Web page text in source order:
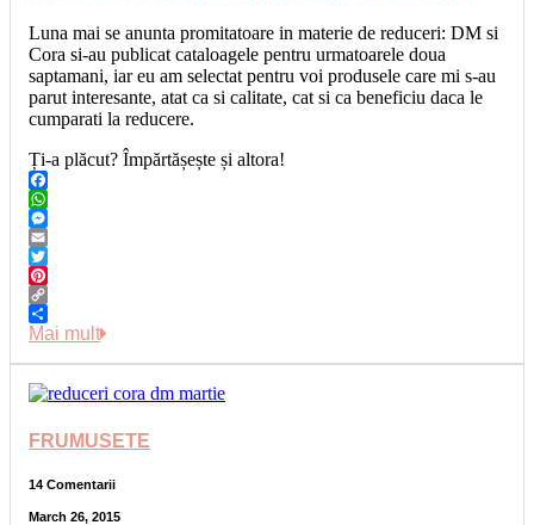
Luna mai se anunta promitatoare in materie de reduceri: DM si
Cora si-au publicat cataloagele pentru urmatoarele doua
saptamani, iar eu am selectat pentru voi produsele care mi s-au
parut interesante, atat ca si calitate, cat si ca beneficiu daca le
cumparati la reducere.
Ți-a plăcut? Împărtășește și altora!
Facebook
WhatsApp
Messenger
Email
Twitter
Pinterest
Copy
Link
Share
Mai mult
FRUMUSETE
14 Comentarii
March 26, 2015